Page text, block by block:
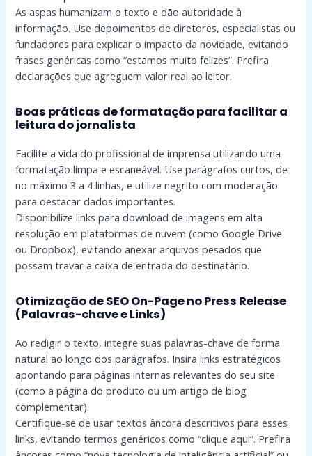
As aspas humanizam o texto e dão autoridade à
informação. Use depoimentos de diretores, especialistas ou
fundadores para explicar o impacto da novidade, evitando
frases genéricas como “estamos muito felizes”. Prefira
declarações que agreguem valor real ao leitor.
Boas práticas de formatação para facilitar a
leitura do jornalista
Facilite a vida do profissional de imprensa utilizando uma
formatação limpa e escaneável. Use parágrafos curtos, de
no máximo 3 a 4 linhas, e utilize negrito com moderação
para destacar dados importantes.
Disponibilize links para download de imagens em alta
resolução em plataformas de nuvem (como Google Drive
ou Dropbox), evitando anexar arquivos pesados que
possam travar a caixa de entrada do destinatário.
Otimização de SEO On-Page no Press Release
(Palavras-chave e Links)
Ao redigir o texto, integre suas palavras-chave de forma
natural ao longo dos parágrafos. Insira links estratégicos
apontando para páginas internas relevantes do seu site
(como a página do produto ou um artigo de blog
complementar).
Certifique-se de usar textos âncora descritivos para esses
links, evitando termos genéricos como “clique aqui”. Prefira